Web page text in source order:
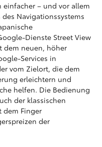
einfacher – und vor allem
Navigationssystems
Dienste Street View
dem neuen, höher
Services in
vom Zielort, die dem
erleichtern und
helfen. Die Bedienung
der klassischen
dem Finger
der